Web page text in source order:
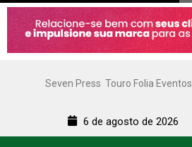
Seven Press Touro Folia Eventos
6 de agosto de 2026